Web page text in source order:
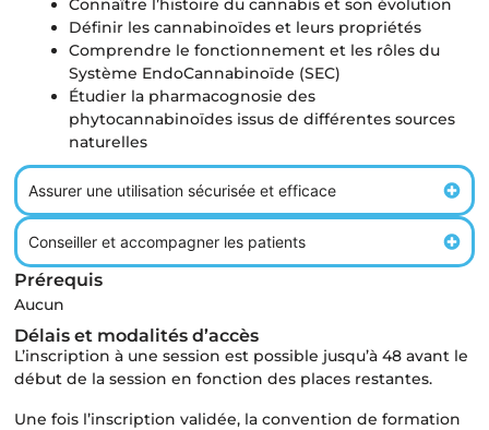
Connaître l’histoire du cannabis et son évolution
Définir les cannabinoïdes et leurs propriétés
Comprendre le fonctionnement et les rôles du
Système EndoCannabinoïde (SEC)
Étudier la pharmacognosie des
phytocannabinoïdes issus de différentes sources
naturelles
Assurer une utilisation sécurisée et efficace
Conseiller et accompagner les patients
Prérequis
Aucun
Délais et modalités d’accès
L’inscription à une session est possible jusqu’à 48 avant le
début de la session en fonction des places restantes.
Une fois l’inscription validée, la convention de formation